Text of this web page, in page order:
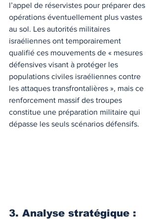
l’appel de réservistes pour préparer des
opérations éventuellement plus vastes
au sol. Les autorités militaires
israéliennes ont temporairement
qualifié ces mouvements de « mesures
défensives visant à protéger les
populations civiles israéliennes contre
les attaques transfrontalières », mais ce
renforcement massif des troupes
constitue une préparation militaire qui
dépasse les seuls scénarios défensifs.
3. Analyse stratégique :